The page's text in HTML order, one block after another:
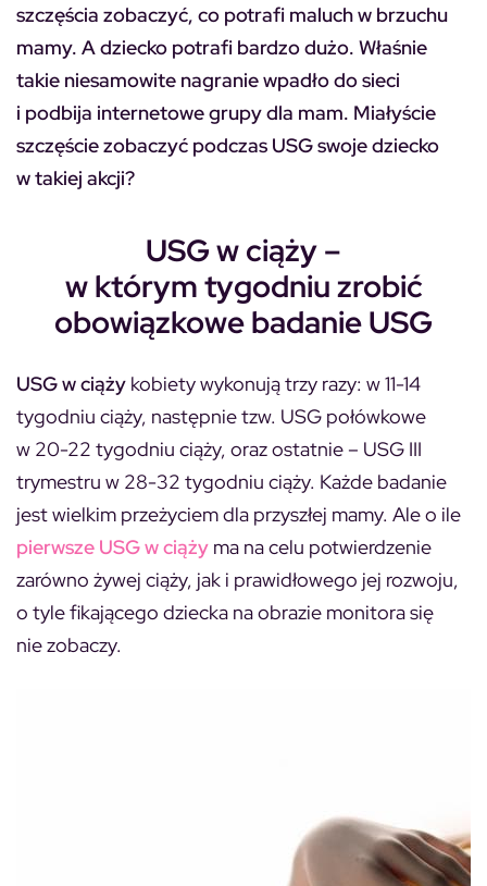
szczęścia zobaczyć, co potrafi maluch w brzuchu
mamy. A dziecko potrafi bardzo dużo. Właśnie
takie niesamowite nagranie wpadło do sieci
i podbija internetowe grupy dla mam. Miałyście
szczęście zobaczyć podczas USG swoje dziecko
w takiej akcji?
USG w ciąży –
w którym tygodniu zrobić
obowiązkowe badanie USG
USG w ciąży kobiety wykonują trzy razy: w 11-14
tygodniu ciąży, następnie tzw. USG połówkowe
w 20-22 tygodniu ciąży, oraz ostatnie – USG III
trymestru w 28-32 tygodniu ciąży. Każde badanie
jest wielkim przeżyciem dla przyszłej mamy. Ale o ile
pierwsze USG w ciąży ma na celu potwierdzenie
zarówno żywej ciąży, jak i prawidłowego jej rozwoju,
o tyle fikającego dziecka na obrazie monitora się
nie zobaczy.